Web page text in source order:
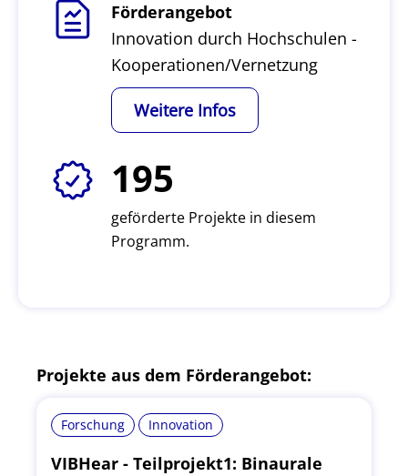
Förderangebot
Innovation durch Hochschulen -
Kooperationen/Vernetzung
Weitere Infos
195
geförderte Projekte in diesem
Programm.
Projekte aus dem Förderangebot:
Forschung Innovation
VIBHear - Teilprojekt1: Binaurale